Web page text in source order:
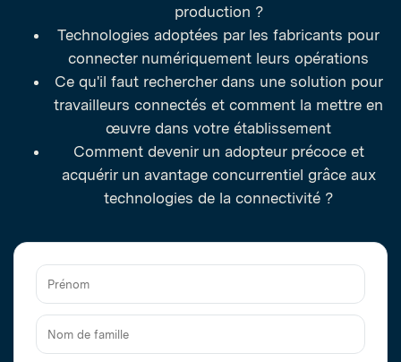
Prénom
production ?
Technologies adoptées par les fabricants pour
connecter numériquement leurs opérations
Ce qu'il faut rechercher dans une solution pour
travailleurs connectés et comment la mettre en
œuvre dans votre établissement
Comment devenir un adopteur précoce et
acquérir un avantage concurrentiel grâce aux
technologies de la connectivité ?